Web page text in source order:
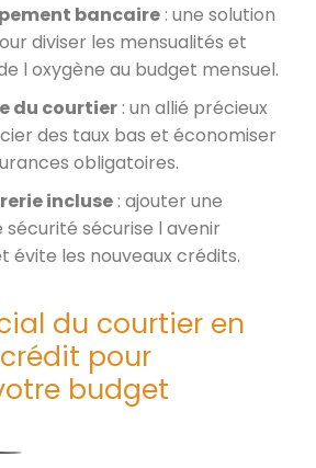
bancaire : une solution
diviser les mensualités et
l oxygène au budget mensuel.
du courtier : un allié précieux
des taux bas et économiser
obligatoires.
incluse : ajouter une
sécurité sécurise l avenir
évite les nouveaux crédits.
du courtier en
pour
budget